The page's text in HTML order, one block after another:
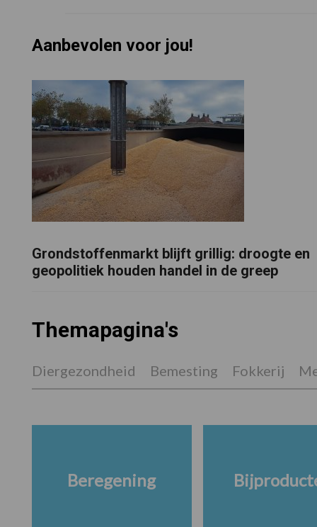
Aanbevolen voor jou!
Grondstoffenmarkt blijft grillig: droogte en
geopolitiek houden handel in de greep
Themapagina's
Diergezondheid Bemesting Fokkerij
Beregening